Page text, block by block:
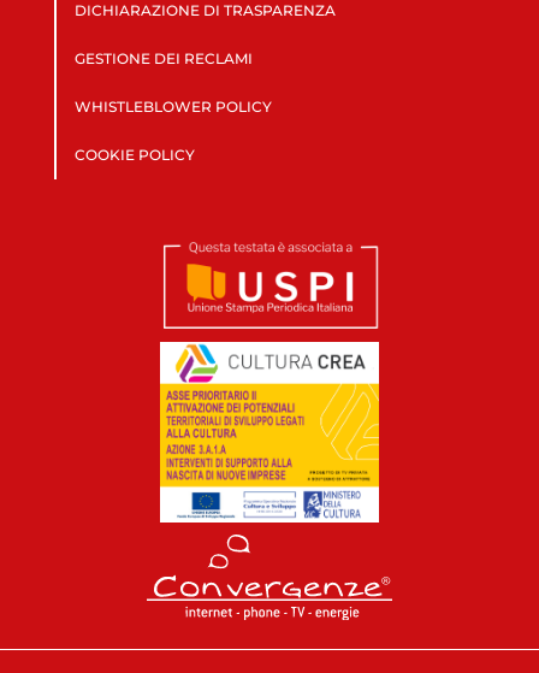
DICHIARAZIONE DI TRASPARENZA
GESTIONE DEI RECLAMI
WHISTLEBLOWER POLICY
COOKIE POLICY